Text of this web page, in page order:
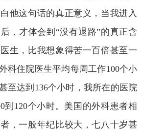
他这句话的真正意义，当我进入
，才体会到 “没有退路”的真正含
生，比我想象得苦一百倍甚至一
科住院医生平均每周工作100个小
至达到 136个小时，我所在的医院
到 120个小时。美国的外科患者相
，一般年纪比较大，七八十岁甚